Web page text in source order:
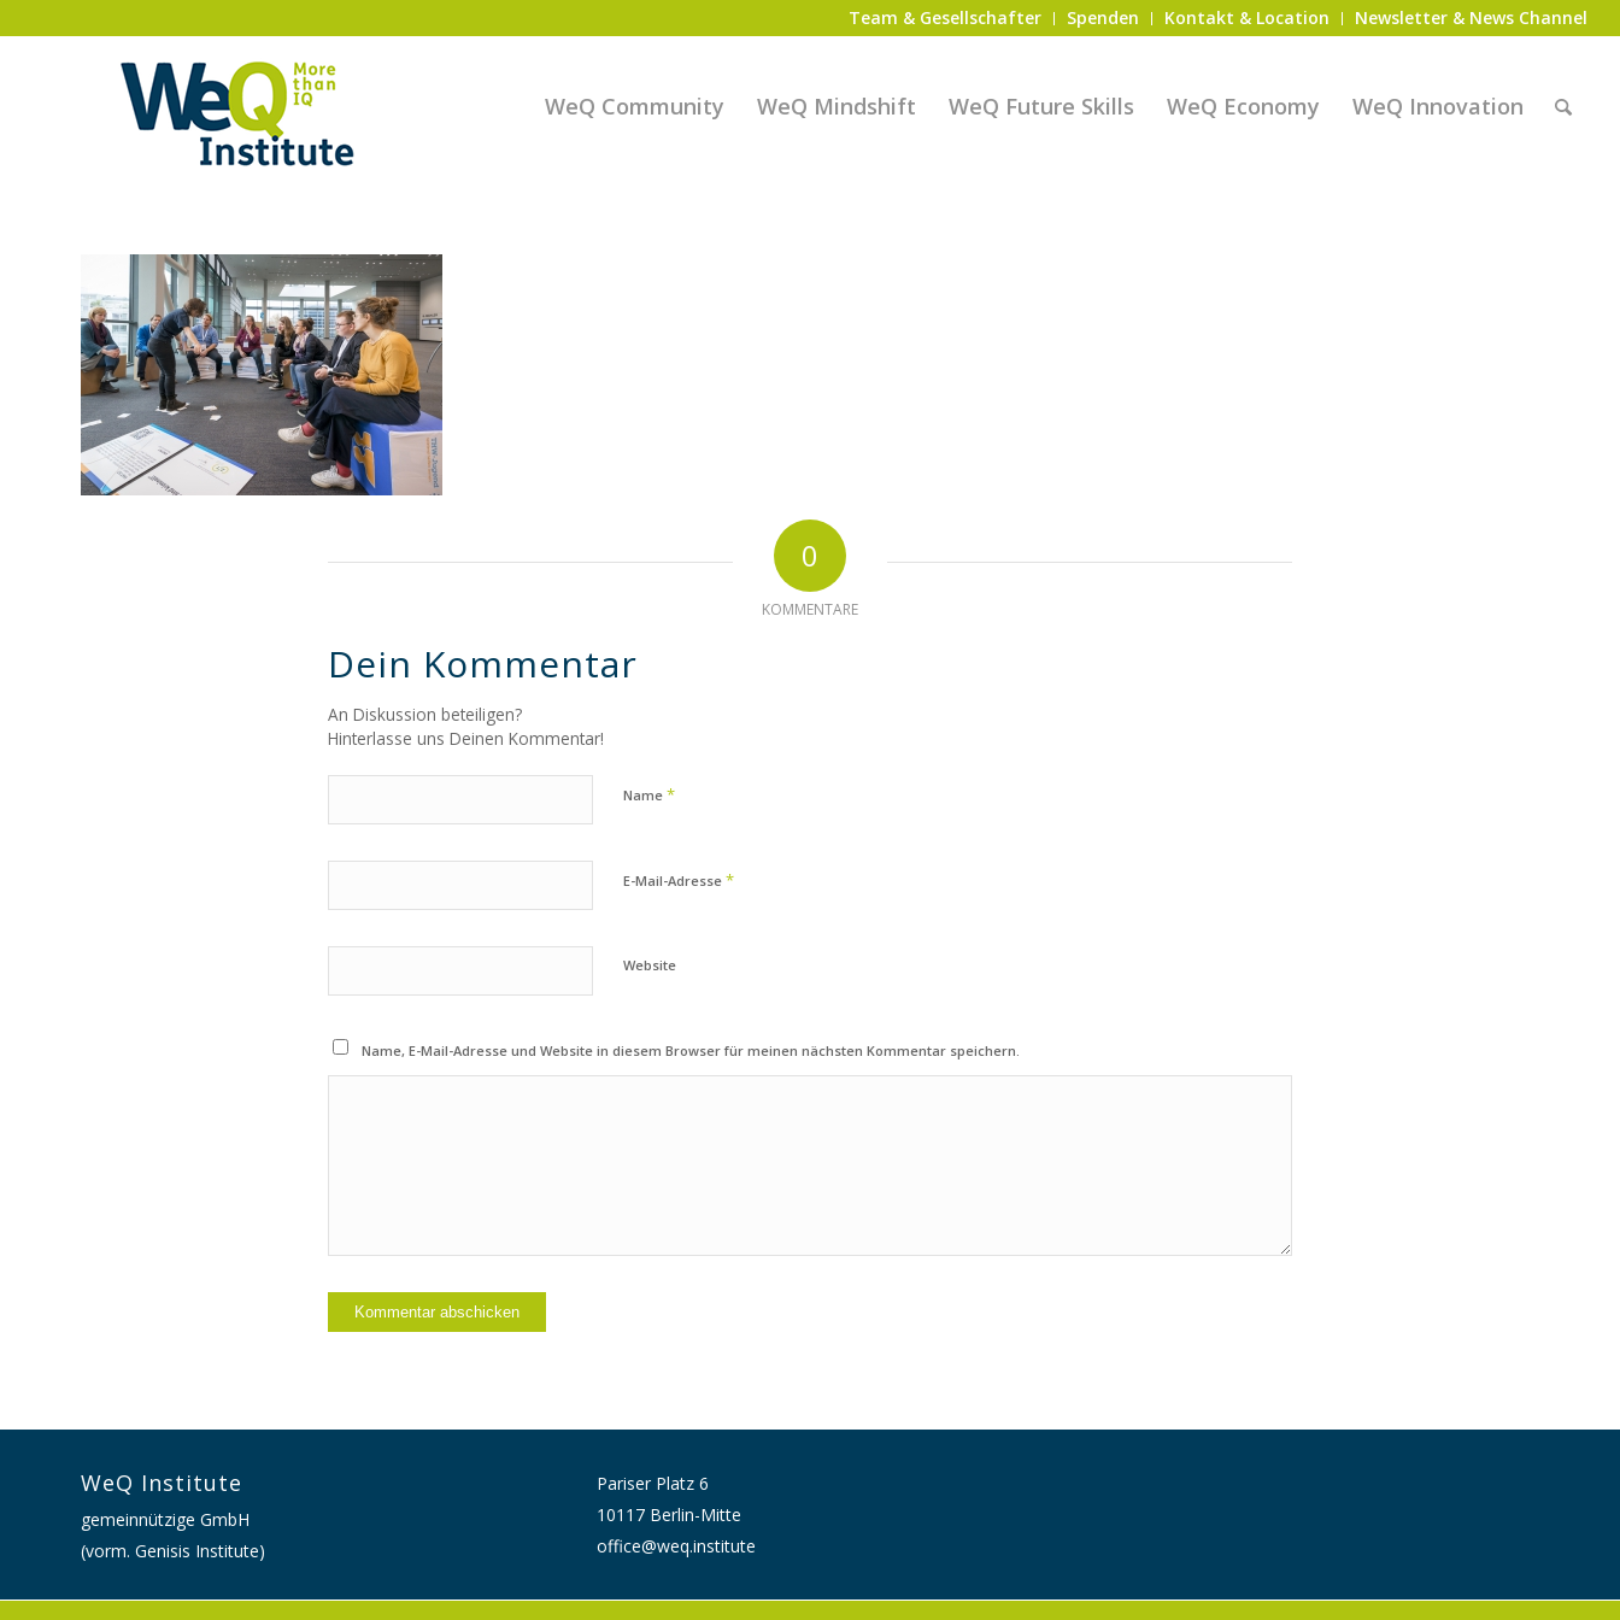
Team & Gesellschafter Spenden Kontakt & Location Newsletter & News Channel
WeQ Community WeQ Mindshift WeQ Future Skills WeQ Economy WeQ Innovation
0
KOMMENTARE
Dein Kommentar
An Diskussion beteiligen?
Hinterlasse uns Deinen Kommentar!
Name *
E-Mail-Adresse *
Website
Name, E-Mail-Adresse und Website in diesem Browser für meinen nächsten Kommentar speichern.
WeQ Institute
gemeinnützige GmbH
(vorm. Genisis Institute)
Pariser Platz 6
10117 Berlin-Mitte
office@weq.institute